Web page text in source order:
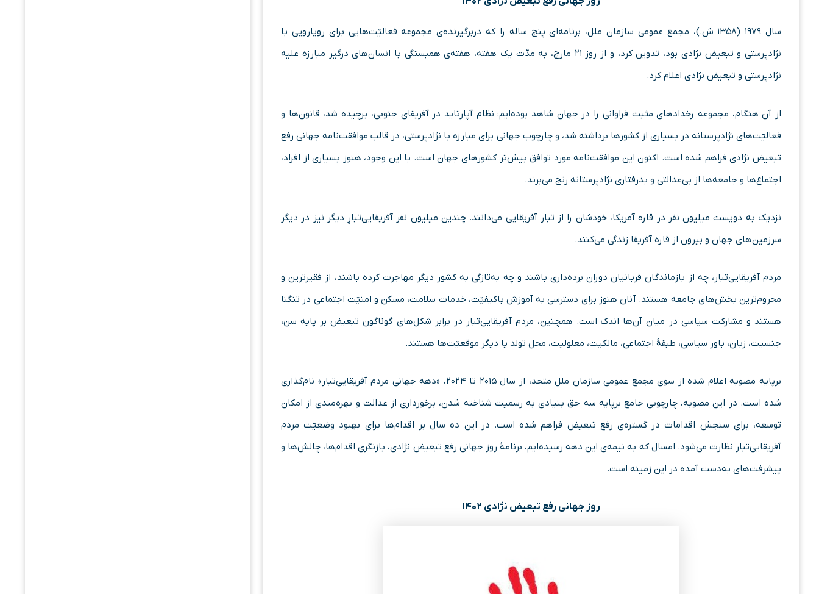
سال ۱۹۷۹ (۱۳۵۸ ش.)، مجمع عمومی سازمان ملل، برنامه‌ای پنج ساله را که دربرگیرنده‌ی مجموعه فعالیّت‌هایی برای رویارویی با
نژادپرستی و تبعیض نژادی بود، تدوین کرد، و از روز ۲۱ مارچ، به مدّت یک هفته،‌ هفته‌ی همبستگی با انسان‌های درگیر مبارزه علیه
نژادپرستی و تبعیض نژادی اعلام کرد.
از آن هنگام، مجموعه رخدادهای مثبت فراوانی را در جهان شاهد بوده‌ایم: نظام آپارتاید در آفریقای جنوبی، برچیده شد، قانون‌ها و
فعالیّت‌های نژادپرستانه در بسیاری از کشورها برداشته شد، و چارچوب جهانی برای مبارزه با نژادپرستی، در قالب موافقت‌نامه جهانی رفع
تبعیض نژادی فراهم شده است. اکنون این موافقت‌نامه مورد توافق بیش‌تر کشورهای جهان است. با این وجود، هنوز بسیاری از افراد،
اجتماع‌ها و جامعه‌ها از بی‌عدالتی و بدرفتاری نژادپرستانه رنج می‌برند.
نزدیک به دویست میلیون نفر در قاره آمریکا، خودشان را از تبار آفریقایی می‌دانند. چندین میلیون نفر آفریقایی‌تبارِ دیگر نیز در دیگر
سرزمین‌های جهان و بیرون از قاره آفریقا زندگی می‌کنند.
مردم آفریقایی‌تبار، چه از بازماندگان قربانیان دوران برده‌داری باشند و چه به‌تازگی به کشور دیگر مهاجرت کرده باشند، از فقیرترین و
محروم‌ترین بخش‌های جامعه هستند. آنان هنوز برای دسترسی به آموزش باکیفیّت، خدمات سلامت، مسکن و امنیّت اجتماعی در تنگنا
هستند و مشارکت سیاسی در میان آن‌ها اندک است. همچنین، مردم آفریقایی‌تبار در برابر شکل‌های گوناگون تبعیض بر پایه سن،
جنسیت، زبان، باور سیاسی، طبقهٔ اجتماعی، مالکیت، معلولیت، محل تولد یا دیگر موقعیّت‌ها هستند.
برپایه مصوبه اعلام شده از سوی مجمع عمومی سازمان ملل متحد، از سال ۲۰۱۵ تا ۲۰۲۴، «دهه جهانی مردم آفریقایی‌تبار» نام‌گذاری
شده است. در این مصوبه، چارچوبی جامع برپایه سه حق بنیادی به رسمیت شناخته شدن، برخورداری از عدالت و بهره‌مندی از امکان
توسعه، برای سنجش اقدامات در گستره‌ی رفع تبعیض فراهم شده است. در این ده سال بر اقدام‌ها برای بهبود وضعیّت مردم
آفریقایی‌تبار نظارت می‌شود. امسال که به نیمه‌ی این دهه رسیده‌ایم، برنامهٔ روز جهانی رفع تبعیض نژادی، بازنگری اقدام‌ها، چالش‌ها و
پیشرفت‌های به‌دست آمده در این زمینه است.
روز جهانی رفع تبعیض نژادی ۱۴۰۲